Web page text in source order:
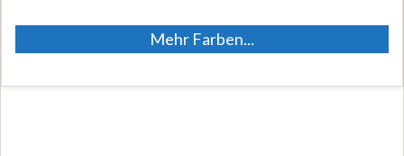
Mehr Farben...